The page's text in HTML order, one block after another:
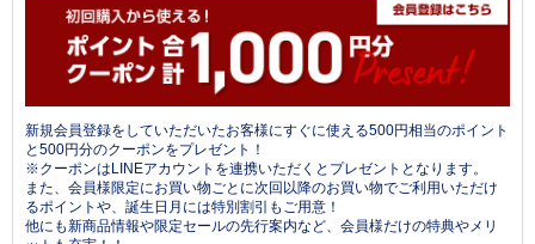
新規会員登録をしていただいたお客様にすぐに使える500円相当のポイント
と500円分のクーポンをプレゼント！
※クーポンはLINEアカウントを連携いただくとプレゼントとなります。
また、会員様限定にお買い物ごとに次回以降のお買い物でご利用いただけ
るポイントや、誕生日月には特別割引もご用意！
他にも新商品情報や限定セールの先行案内など、会員様だけの特典やメリ